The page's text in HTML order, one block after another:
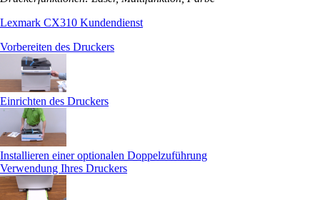
Lexmark CX310 Kundendienst
Vorbereiten des Druckers
Einrichten des Druckers
Installieren einer optionalen Doppelzuführung
Verwendung Ihres Druckers